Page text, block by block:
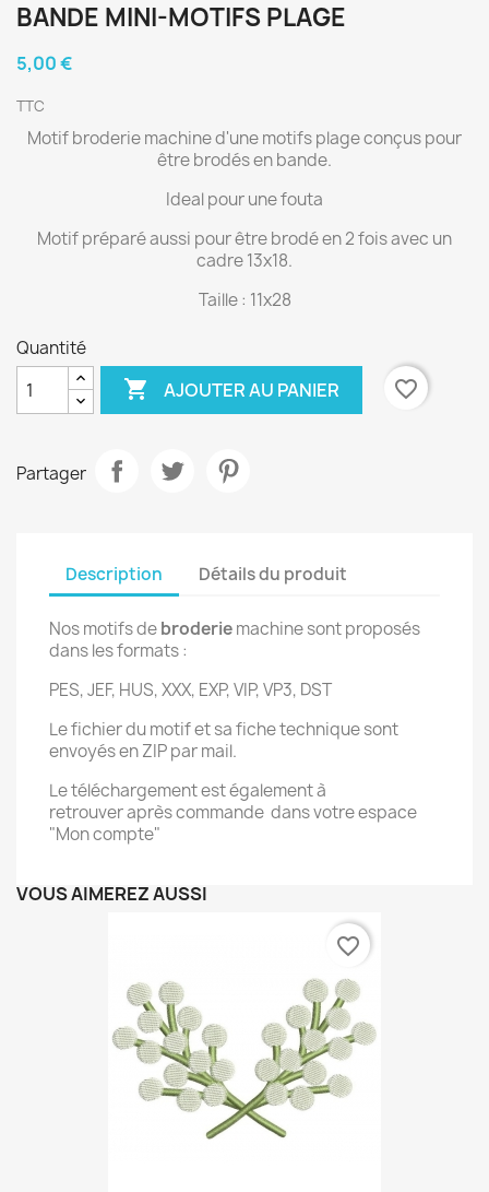
BANDE MINI-MOTIFS PLAGE
5,00 €
TTC
Motif broderie machine d'une motifs plage conçus pour
être brodés en bande.
Ideal pour une fouta
Motif préparé aussi pour être brodé en 2 fois avec un
cadre 13x18.
Taille : 11x28
Quantité
 AJOUTER AU PANIER favorite_border
Partager
Description Détails du produit
Nos motifs debroderiemachine sont proposés
dans les formats :
PES, JEF, HUS, XXX, EXP, VIP, VP3, DST
Le fichier du motif et sa fiche technique sont
envoyés en ZIP par mail.
Le téléchargement est également à
retrouver après commande dans votre espace
"Mon compte"
VOUS AIMEREZ AUSSI
favorite_border